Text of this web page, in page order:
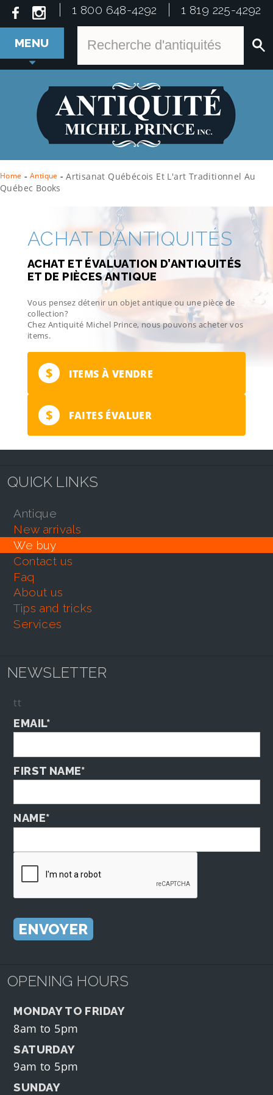
1 800 648-4292 1 819 225-4292
MENU
Home - Antique - Artisanat Québécois Et L'art Traditionnel Au
Québec Books
ACHAT D’ANTIQUITÉS
ACHAT ET ÉVALUATION D’ANTIQUITÉS
ET DE PIÈCES ANTIQUE
Vous pensez détenir un objet antique ou une pièce de
collection?
Chez Antiquité Michel Prince, nous pouvons acheter vos
items.
$ ITEMS À VENDRE
$ FAITES ÉVALUER
QUICK LINKS
antique
new arrivals
we buy
contact us
faq
about us
tips and tricks
services
NEWSLETTER
tt
EMAIL*
FIRST NAME*
NAME*
OPENING HOURS
MONDAY TO FRIDAY
8am to 5pm
SATURDAY
9am to 5pm
SUNDAY